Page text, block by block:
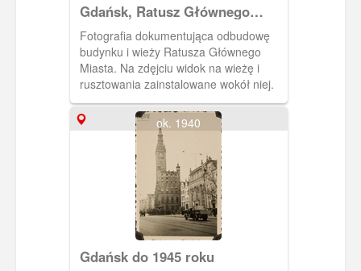
Gdańsk, Ratusz Głównego
Miasta
Fotografia dokumentująca odbudowę
budynku i wieży Ratusza Głównego
Miasta. Na zdęjciu widok na wieżę i
rusztowania zainstalowane wokół niej.
ok. 1940
Gdańsk do 1945 roku